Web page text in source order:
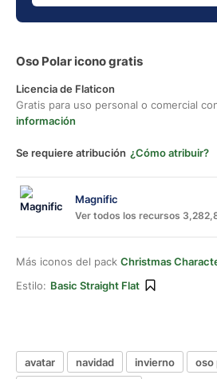
Oso Polar icono gratis
Licencia de Flaticon
Gratis para uso personal o comercial
información
Se requiere atribución ¿Cómo atribuir?
Magnific
Ver todos los recursos
Más iconos del pack Christmas
Estilo: Basic Straight Flat
avatar navidad invierno
oso